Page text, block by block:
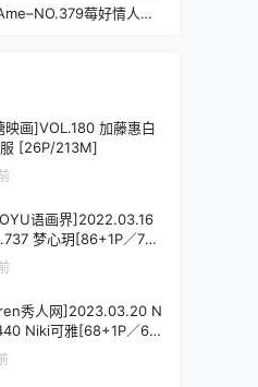
莓好情人节
映画]VOL.180 加藤惠白
[26P/213M]
语画界]2022.03.16
梦心玥[86+1P／773
秀人网]2023.03.20 N
Niki可雅[68+1P／65